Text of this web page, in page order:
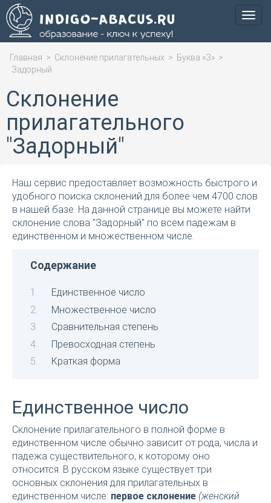
Меню
Главная > Склонение прилагательных > Буква «З» >
Задорный
Склонение
прилагательного
"Задорный"
Наш сервис предоставляет возможность быстрого и
удобного поиска склонений для более чем 4700 слов
в нашей базе. На данной странице вы можете найти
склонение слова "Задорный" по всем падежам в
единственном и множественном числе.
Содержание
Единственное число
Множественное число
Сравнительная степень
Превосходная степень
Краткая форма
Единственное число
Склонение прилагательного в полной форме в
единственном числе обычно зависит от рода, числа и
падежа существительного, к которому оно
относится. В русском языке существует три
основных склонения для прилагательных в
единственном числе: первое склонение (женский